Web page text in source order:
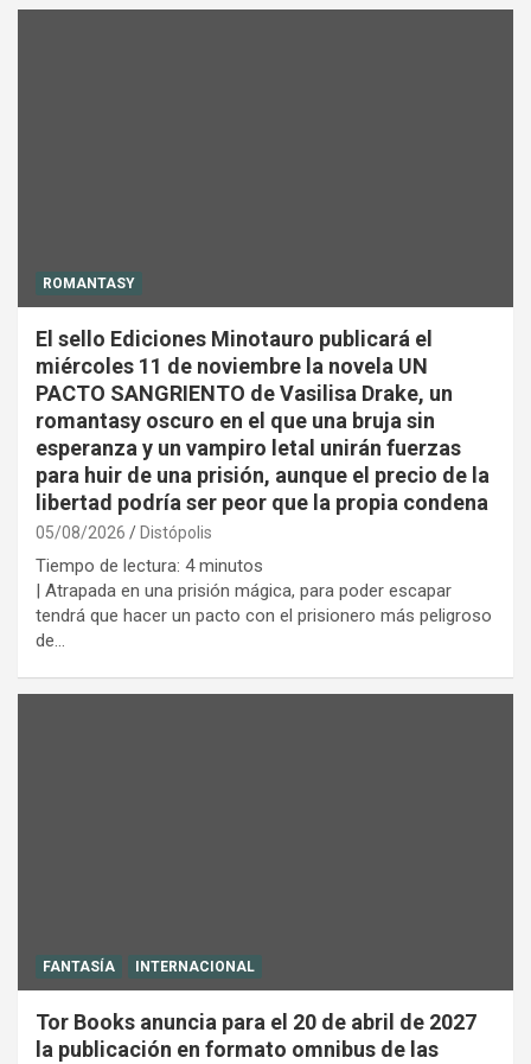
ROMANTASY
El sello Ediciones Minotauro publicará el
miércoles 11 de noviembre la novela UN
PACTO SANGRIENTO de Vasilisa Drake, un
romantasy oscuro en el que una bruja sin
esperanza y un vampiro letal unirán fuerzas
para huir de una prisión, aunque el precio de la
libertad podría ser peor que la propia condena
05/08/2026 Distópolis
Tiempo de lectura: 4 minutos
| Atrapada en una prisión mágica, para poder escapar
tendrá que hacer un pacto con el prisionero más peligroso
de…
FANTASÍA INTERNACIONAL
Tor Books anuncia para el 20 de abril de 2027
la publicación en formato omnibus de las